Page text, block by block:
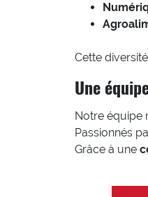
Cette
Une
Notre équipe
Passionnés
Grâce à une